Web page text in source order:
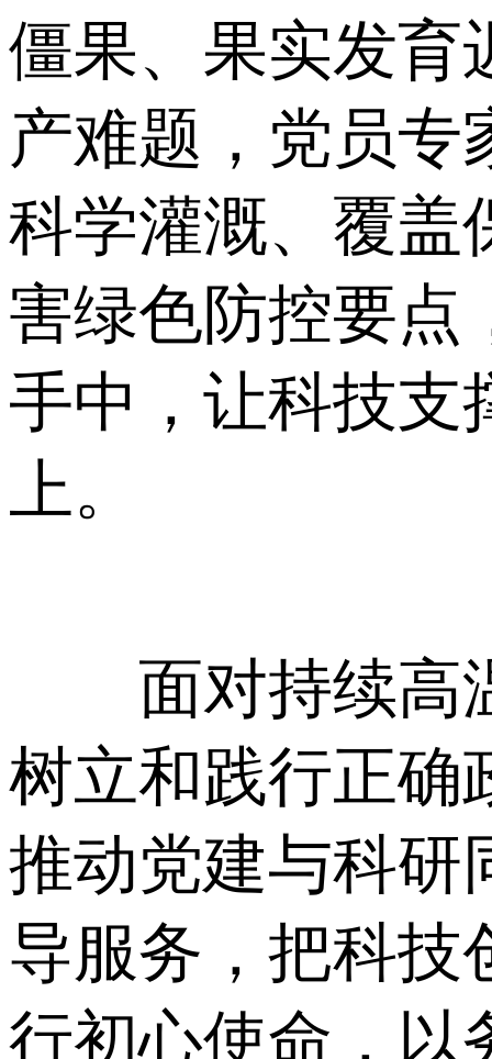
僵果、果实发育
产难题，党员专
科学灌溉、覆盖
害绿色防控要点
手中，让科技支
上。
面对持续高温
树立和践行正确
推动党建与科研
导服务，把科技
行初心使命，以